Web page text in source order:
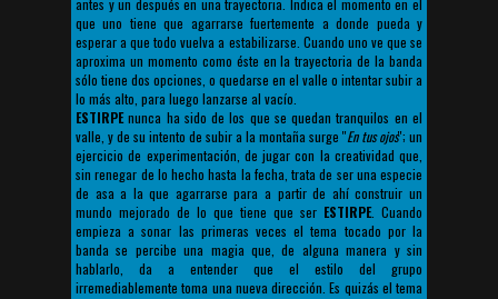
antes y un después en una trayectoria. Indica el momento en el
que uno tiene que agarrarse fuertemente a donde pueda y
esperar a que todo vuelva a estabilizarse. Cuando uno ve que se
aproxima un momento como éste en la trayectoria de la banda
sólo tiene dos opciones, o quedarse en el valle o intentar subir a
lo más alto, para luego lanzarse al vacío.
ESTIRPEnunca ha sido de los que se quedan tranquilos en el
valle, y de su intento de subir a la montaña surge ''En tus ojos''; un
ejercicio de experimentación, de jugar con la creatividad que,
sin renegar de lo hecho hasta la fecha, trata de ser una especie
de asa a la que agarrarse para a partir de ahí construir un
mundo mejorado de lo que tiene que ser ESTIRPE. Cuando
empieza a sonar las primeras veces el tema tocado por la
banda se percibe una magia que, de alguna manera y sin
hablarlo, da a entender que el estilo del grupo
irremediablemente toma una nueva dirección. Es quizás el tema